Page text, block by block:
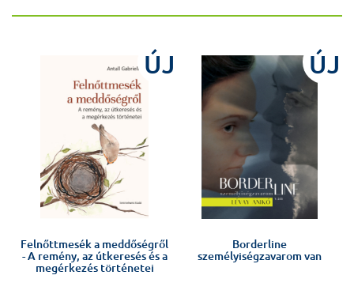
ÚJ
Felnőttmesék a meddőségről
- A remény, az útkeresés és a
megérkezés történetei
ÚJ
Borderline
személyiségzavarom van